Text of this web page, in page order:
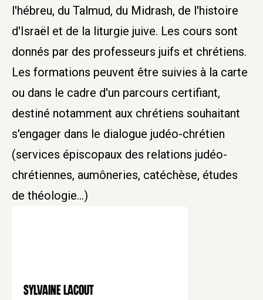
l'hébreu, du Talmud, du Midrash, de l'histoire
d'Israël et de la liturgie juive. Les cours sont
donnés par des professeurs juifs et chrétiens.
Les formations peuvent être suivies à la carte
ou dans le cadre d'un parcours certifiant,
destiné notamment aux chrétiens souhaitant
s'engager dans le dialogue judéo-chrétien
(services épiscopaux des relations judéo-
chrétiennes, aumôneries, catéchèse, études
de théologie…)
Sylvaine Lacout